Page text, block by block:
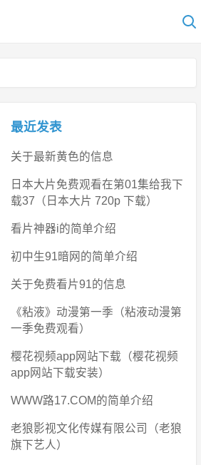
最近发表
关于最新黄色的信息
日本大片免费观看在第01集给我下
载37（日本大片 720p 下载）
看片神器i的简单介绍
初中生91暗网的简单介绍
关于免费看片91的信息
《粘液》动漫第一季（粘液动漫第
一季免费观看）
樱花视频app网站下载（樱花视频
app网站下载安装）
WWW路17.COM的简单介绍
老狼影视文化传媒有限公司（老狼
旗下艺人）